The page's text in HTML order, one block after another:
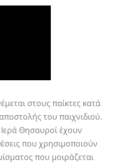
στους παίκτες κατά
του παιχνιδιού.
Θησαυροί έχουν
που χρησιμοποιούν
που μοιράζεται